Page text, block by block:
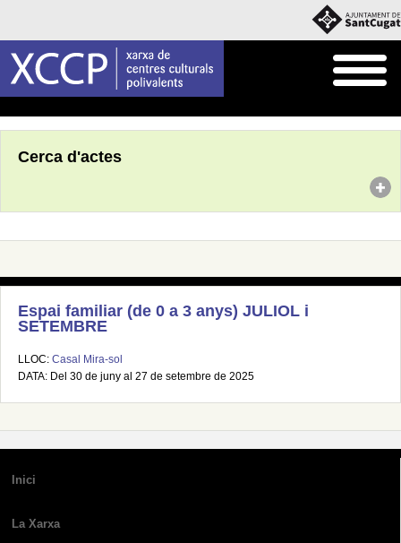
Cerca d'actes
Espai familiar (de 0 a 3 anys) JULIOL i
SETEMBRE
LLOC: Casal Mira-sol
DATA: Del 30 de juny al 27 de setembre de 2025
Inici
La Xarxa